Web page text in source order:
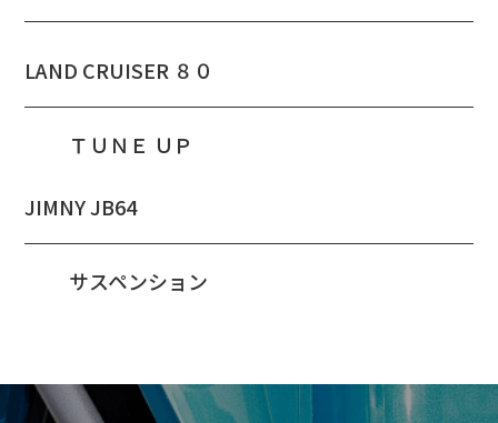
LAND CRUISER ８０
ＴＵＮＥ ＵＰ
JIMNY JB64
サスペンション